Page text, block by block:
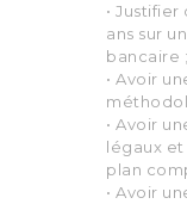
• Justifier
ans sur
bancaire ;
• Avoir
• Avoir
légaux
plan
• Avoir